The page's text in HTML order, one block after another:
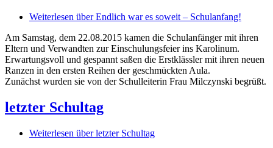
Weiterlesen über Endlich war es soweit – Schulanfang!
Am Samstag, dem 22.08.2015 kamen die Schulanfänger mit ihren
Eltern und Verwandten zur Einschulungsfeier ins Karolinum.
Erwartungsvoll und gespannt saßen die Erstklässler mit ihren neuen
Ranzen in den ersten Reihen der geschmückten Aula.
Zunächst wurden sie von der Schulleiterin Frau Milczynski begrüßt.
letzter Schultag
Weiterlesen über letzter Schultag